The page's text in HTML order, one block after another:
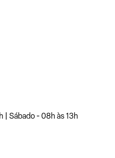
| Sábado - 08h às 13h